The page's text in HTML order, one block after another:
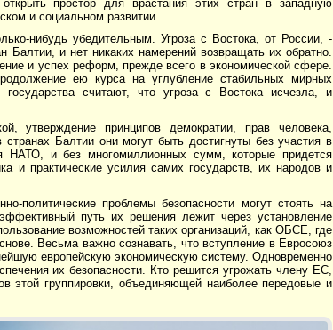
простор для врастания этих стран в западную
и социальном развитии.
нибудь убедительным. Угроза с Востока, от России, -
и нет никаких намерений возвращать их обратно.
и успех реформ, прежде всего в экономической сфере.
ею курса на углубление стабильных мирных
считают, что угроза с Востока исчезла, и
утверждение принципов демократии, прав человека,
Балтии они могут быть достигнуты без участия в
НАТО, и без многомиллионных сумм, которые придется
и практические усилия самих государств, их народов и
политические проблемы безопасности могут стоять на
путь их решения лежит через установление
возможностей таких организаций, как ОБСЕ, где
Весьма важно сознавать, что вступление в Евросоюз
европейскую экономическую систему. Одновременно
их безопасности. Кто решится угрожать члену ЕС,
этой группировки, объединяющей наиболее передовые и